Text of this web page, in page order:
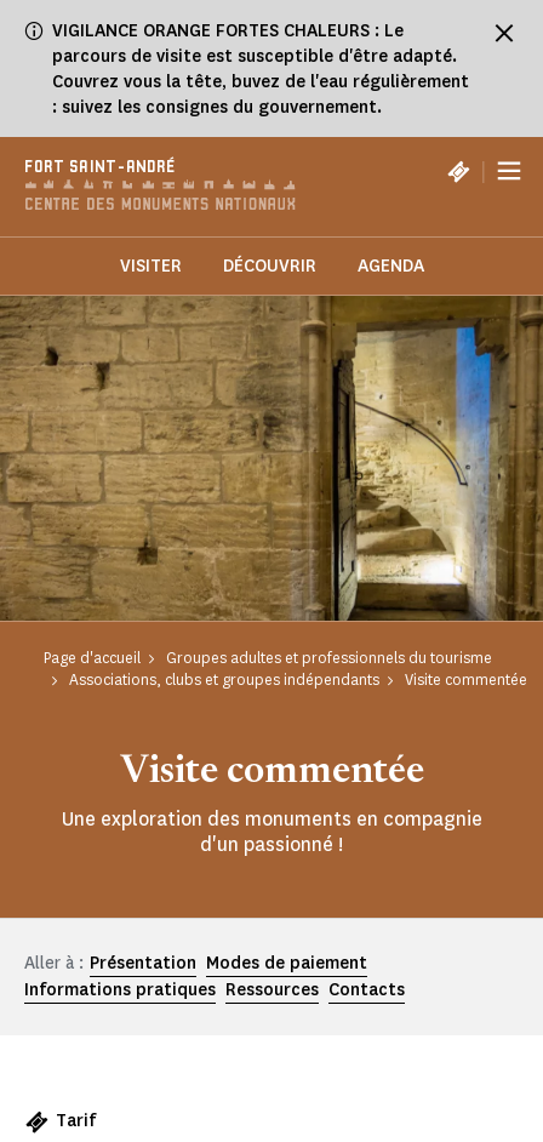
VIGILANCE ORANGE FORTES CHALEURS : Le
parcours de visite est susceptible d'être adapté.
Couvrez vous la tête, buvez de l'eau régulièrement
: suivez les consignes du gouvernement.
FORT SAINT-ANDRÉ |
VISITER DÉCOUVRIR AGENDA
Page d'accueil
Groupes adultes et professionnels du tourisme
Associations, clubs et groupes indépendants
Visite commentée
Visite commentée
Une exploration des monuments en compagnie
d'un passionné !
Aller à : Présentation Modes de paiement
Informations pratiques Ressources Contacts
Tarif